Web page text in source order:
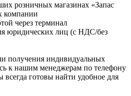
розничных магазинах «Запас
компании
через терминал
юридических лиц (с НДС/без
получения индивидуальных
к нашим менеджерам по телефону
готовы найти удобное для